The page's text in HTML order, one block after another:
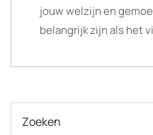
jouw welzijn en
belangrijk zijn als het
Zoeken